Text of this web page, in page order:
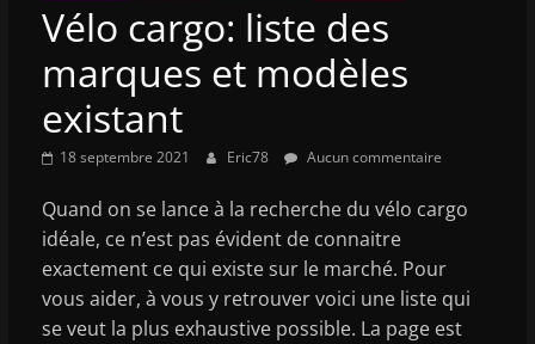
Vélo cargo: liste des
marques et modèles
existant
18 septembre 2021 Eric78 Aucun commentaire
Quand on se lance à la recherche du vélo cargo
idéale, ce n’est pas évident de connaitre
exactement ce qui existe sur le marché. Pour
vous aider, à vous y retrouver voici une liste qui
se veut la plus exhaustive possible. La page est